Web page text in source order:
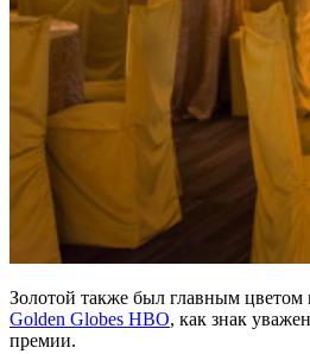
Золотой также был главным цветом
Golden Globes HBO, как знак
премии.